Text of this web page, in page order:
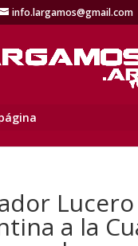
info.largamos@gmail.com
a la